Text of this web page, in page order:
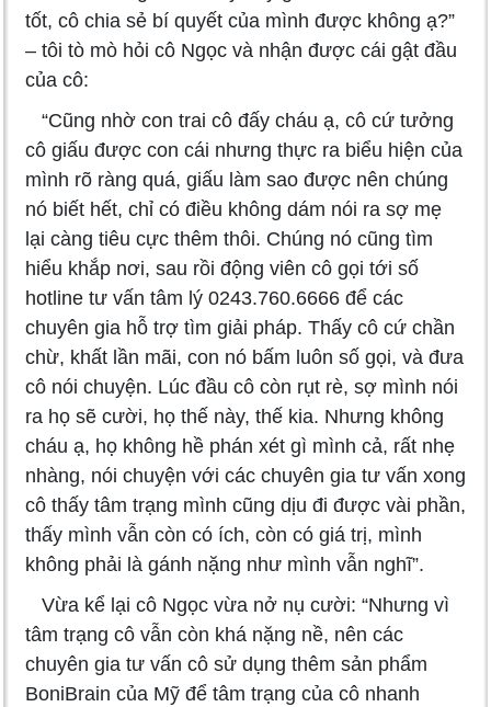
tốt, cô chia sẻ bí quyết của mình được không ạ?”
– tôi tò mò hỏi cô Ngọc và nhận được cái gật đầu
của cô:
“Cũng nhờ con trai cô đấy cháu ạ, cô cứ tưởng
cô giấu được con cái nhưng thực ra biểu hiện của
mình rõ ràng quá, giấu làm sao được nên chúng
nó biết hết, chỉ có điều không dám nói ra sợ mẹ
lại càng tiêu cực thêm thôi. Chúng nó cũng tìm
hiểu khắp nơi, sau rồi động viên cô gọi tới số
hotline tư vấn tâm lý 0243.760.6666 để các
chuyên gia hỗ trợ tìm giải pháp. Thấy cô cứ chần
chừ, khất lần mãi, con nó bấm luôn số gọi, và đưa
cô nói chuyện. Lúc đầu cô còn rụt rè, sợ mình nói
ra họ sẽ cười, họ thế này, thế kia. Nhưng không
cháu ạ, họ không hề phán xét gì mình cả, rất nhẹ
nhàng, nói chuyện với các chuyên gia tư vấn xong
cô thấy tâm trạng mình cũng dịu đi được vài phần,
thấy mình vẫn còn có ích, còn có giá trị, mình
không phải là gánh nặng như mình vẫn nghĩ”.
Vừa kể lại cô Ngọc vừa nở nụ cười: “Nhưng vì
tâm trạng cô vẫn còn khá nặng nề, nên các
chuyên gia tư vấn cô sử dụng thêm sản phẩm
BoniBrain của Mỹ để tâm trạng của cô nhanh